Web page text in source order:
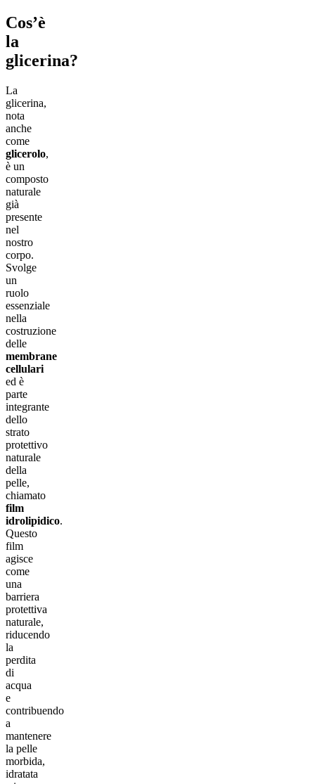
Cos’è
la
glicerina?
La
glicerina,
nota
anche
come
glicerolo,
è un
composto
naturale
già
presente
nel
nostro
corpo.
Svolge
un
ruolo
essenziale
nella
costruzione
delle
membrane
cellulari
ed è
parte
integrante
dello
strato
protettivo
naturale
della
pelle,
chiamato
film
idrolipidico.
Questo
film
agisce
come
una
barriera
protettiva
naturale,
riducendo
la
perdita
di
acqua
e
contribuendo
a
mantenere
la pelle
morbida,
idratata